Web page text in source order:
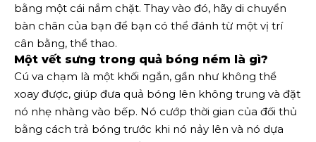
bằng một cái nắm chặt. Thay vào đó, hãy di chuyển
bàn chân của bạn để bạn có thể đánh từ một vị trí
cân bằng, thể thao.
Một vết sưng trong quả bóng ném là gì?
Cú va chạm là một khối ngắn, gần như không thể
xoay được, giúp đưa quả bóng lên không trung và đặt
nó nhẹ nhàng vào bếp. Nó cướp thời gian của đối thủ
bằng cách trả bóng trước khi nó nảy lên và nó dựa